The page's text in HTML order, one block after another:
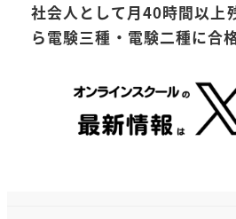
社会人として月40時間以上
ら電験三種・電験二種に合